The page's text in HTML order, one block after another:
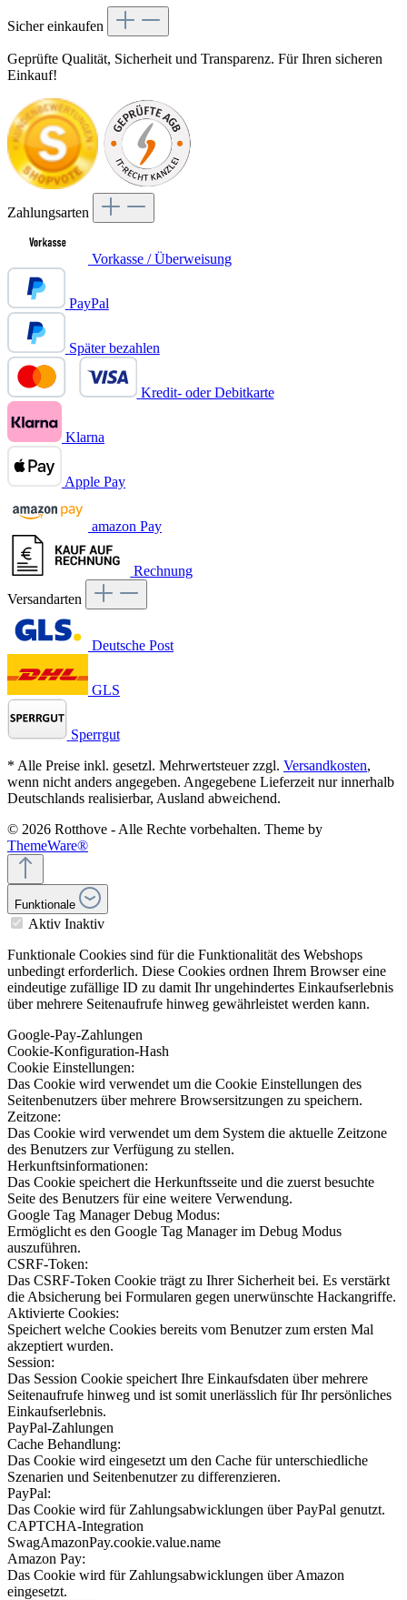
Sicher einkaufen
Geprüfte Qualität, Sicherheit und Transparenz. Für Ihren sicheren
Einkauf!
Zahlungsarten
Vorkasse / Überweisung
PayPal
Später bezahlen
Kredit- oder Debitkarte
Klarna
Apple Pay
amazon Pay
Rechnung
Versandarten
Deutsche Post
GLS
Sperrgut
* Alle Preise inkl. gesetzl. Mehrwertsteuer zzgl. Versandkosten,
wenn nicht anders angegeben. Angegebene Lieferzeit nur innerhalb
Deutschlands realisierbar, Ausland abweichend.
© 2026 Rotthove - Alle Rechte vorbehalten. Theme by
ThemeWare®
Funktionale
Aktiv Inaktiv
Funktionale Cookies sind für die Funktionalität des Webshops
unbedingt erforderlich. Diese Cookies ordnen Ihrem Browser eine
eindeutige zufällige ID zu damit Ihr ungehindertes Einkaufserlebnis
über mehrere Seitenaufrufe hinweg gewährleistet werden kann.
Google-Pay-Zahlungen
Cookie-Konfiguration-Hash
Cookie Einstellungen:
Das Cookie wird verwendet um die Cookie Einstellungen des
Seitenbenutzers über mehrere Browsersitzungen zu speichern.
Zeitzone:
Das Cookie wird verwendet um dem System die aktuelle Zeitzone
des Benutzers zur Verfügung zu stellen.
Herkunftsinformationen:
Das Cookie speichert die Herkunftsseite und die zuerst besuchte
Seite des Benutzers für eine weitere Verwendung.
Google Tag Manager Debug Modus:
Ermöglicht es den Google Tag Manager im Debug Modus
auszuführen.
CSRF-Token:
Das CSRF-Token Cookie trägt zu Ihrer Sicherheit bei. Es verstärkt
die Absicherung bei Formularen gegen unerwünschte Hackangriffe.
Aktivierte Cookies:
Speichert welche Cookies bereits vom Benutzer zum ersten Mal
akzeptiert wurden.
Session:
Das Session Cookie speichert Ihre Einkaufsdaten über mehrere
Seitenaufrufe hinweg und ist somit unerlässlich für Ihr persönliches
Einkaufserlebnis.
PayPal-Zahlungen
Cache Behandlung:
Das Cookie wird eingesetzt um den Cache für unterschiedliche
Szenarien und Seitenbenutzer zu differenzieren.
PayPal:
Das Cookie wird für Zahlungsabwicklungen über PayPal genutzt.
CAPTCHA-Integration
SwagAmazonPay.cookie.value.name
Amazon Pay:
Das Cookie wird für Zahlungsabwicklungen über Amazon
eingesetzt.